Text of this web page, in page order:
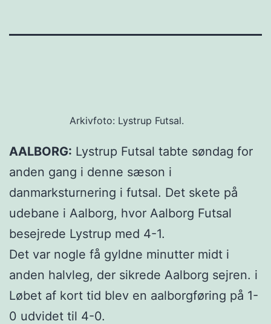
Arkivfoto: Lystrup Futsal.
AALBORG: Lystrup Futsal tabte søndag for
anden gang i denne sæson i
danmarksturnering i futsal. Det skete på
udebane i Aalborg, hvor Aalborg Futsal
besejrede Lystrup med 4-1.
Det var nogle få gyldne minutter midt i
anden halvleg, der sikrede Aalborg sejren. i
Løbet af kort tid blev en aalborgføring på 1-
0 udvidet til 4-0.